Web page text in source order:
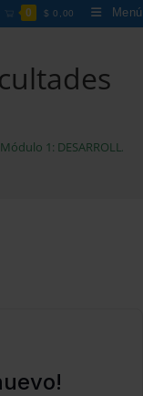
0 $ 0,00 Menú
Módulo 1: DESARROLLA